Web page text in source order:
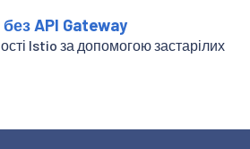
API Gateway
Istio за допомогою застарілих